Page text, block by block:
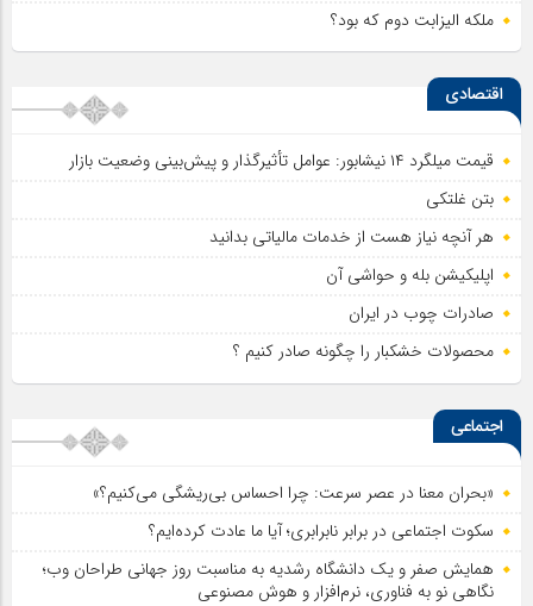
ملکه الیزابت دوم که بود؟
اقتصادی
قیمت میلگرد ۱۴ نیشابور: عوامل تأثیرگذار و پیش‌بینی وضعیت بازار
بتن غلتکی
هر آنچه نیاز هست از خدمات مالیاتی بدانید
اپلیکیشن بله و حواشی آن
صادرات چوب در ایران
محصولات خشکبار را چگونه صادر کنیم ؟
اجتماعی
«بحران معنا در عصر سرعت: چرا احساس بی‌ریشگی می‌کنیم؟»
سکوت اجتماعی در برابر نابرابری؛ آیا ما عادت کرده‌ایم؟
همایش صفر و یک دانشگاه رشدیه به مناسبت روز جهانی طراحان وب؛
نگاهی نو به فناوری، نرم‌افزار و هوش مصنوعی